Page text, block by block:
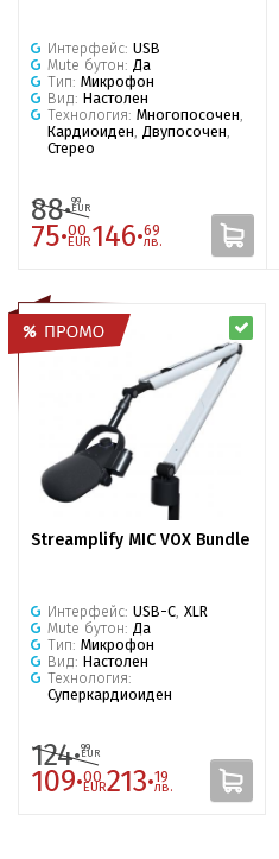
Интерфейс: USB
Mute бутон: Да
Тип: Микрофон
Вид: Настолен
Технология: Многопосочен,
Кардиоиден, Двупосочен,
Стерео
88·99
EUR
75·00
EUR146·69
лв.
Streamplify MIC VOX Bundle
Интерфейс: USB-C XLR
Mute бутон: Да
Тип: Микрофон
Вид: Настолен
Технология:
Суперкардиоиден
124·99
EUR
109·00
EUR213·19
лв.